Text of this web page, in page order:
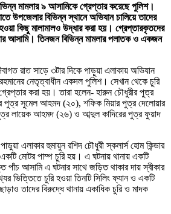
মামলার ৯ আসামিকে গ্রেপ্তার করেছে পুলিশ।
উপজেলার বিভিন্ন স্থানে অভিযান চালিয়ে তাদের
কিছু মালামালও উদ্ধার করা হয়। গ্রেপ্তারকৃতদের
আসামি। তিনজন বিভিন্ন মামলার পলাতক ও একজন
রাত সাড়ে ৩টার দিকে পাড়ুয়া এলাকায় অভিযান
রহমানের নেতৃত্বাধীন একদল পুলিশ। সেখান থেকে চুরি
করা হয়। তারা হলেন- হারুন চৌধুরীর পুত্র
পুত্র সুমেল আহমদ (২০), শফিক মিয়ার পুত্র দেলোয়ার
লায়েক আহমদ (২৬) ও আব্দুল কাদিরের পুত্র ফুয়াদ
এলাকার হুমায়ুন রশিদ চৌধুরী স্কলার্স হোম কিন্ডার
একটি মোটর পাম্প চুরি হয়। এ ঘটনায় থানায় একটি
আসামি এ ঘটনার সাথে জড়িত থাকার দায় স্বীকার
ভিত্তিতে চুরি হওয়া তিনটি সিলিং ফ্যান ও একটি
তাদের বিরুদ্ধে থানায় একাধিক চুরি ও মাদক